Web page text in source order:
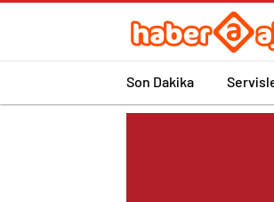
Son Dakika